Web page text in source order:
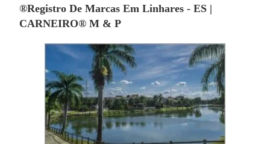
®Registro De Marcas Em Linhares - ES |
CARNEIRO® M & P